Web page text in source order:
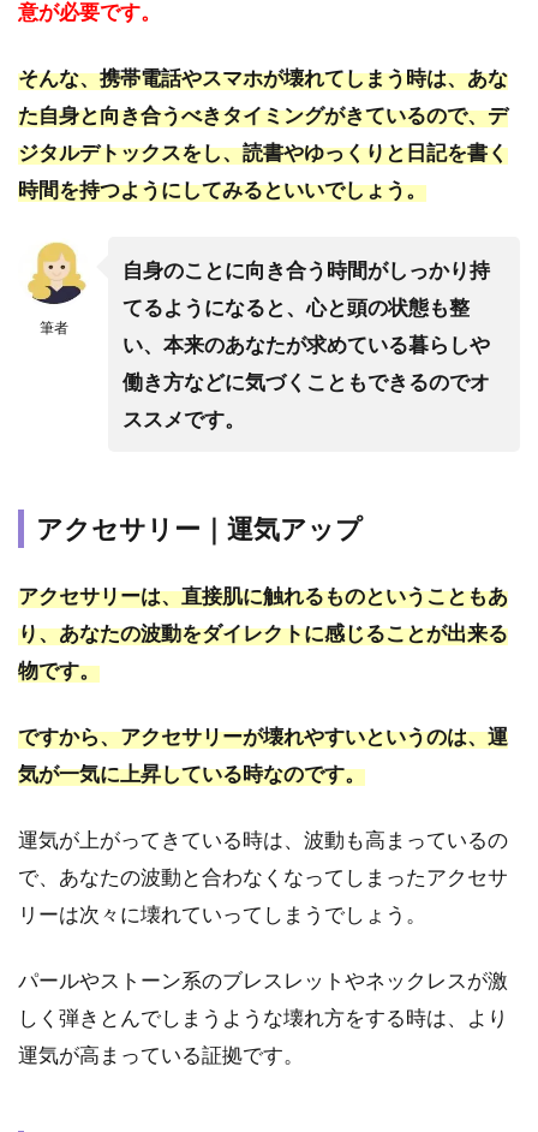
意が必要です。
そんな、携帯電話やスマホが壊れてしまう時は、あな
た自身と向き合うべきタイミングがきているので、デ
ジタルデトックスをし、読書やゆっくりと日記を書く
時間を持つようにしてみるといいでしょう。
筆者
自身のことに向き合う時間がしっかり持
てるようになると、心と頭の状態も整
い、本来のあなたが求めている暮らしや
働き方などに気づくこともできるのでオ
ススメです。
アクセサリー｜運気アップ
アクセサリーは、直接肌に触れるものということもあ
り、あなたの波動をダイレクトに感じることが出来る
物です。
ですから、アクセサリーが壊れやすいというのは、運
気が一気に上昇している時なのです。
運気が上がってきている時は、波動も高まっているの
で、あなたの波動と合わなくなってしまったアクセサ
リーは次々に壊れていってしまうでしょう。
パールやストーン系のブレスレットやネックレスが激
しく弾きとんでしまうような壊れ方をする時は、より
運気が高まっている証拠です。